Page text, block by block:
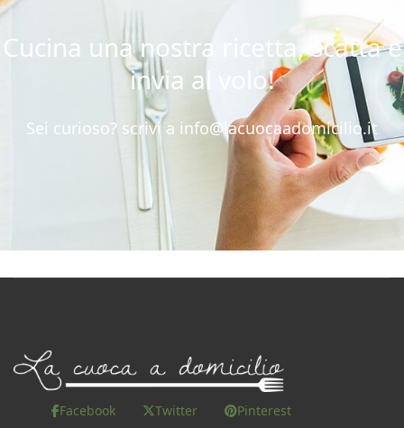
Cucina una nostra ricetta, scatta e
invia al volo!
Sei curioso? scrivi a info@lacuocaadomicilio.it
Facebook Twitter
Pinterest